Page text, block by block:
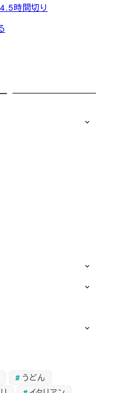
時間切り
うどん